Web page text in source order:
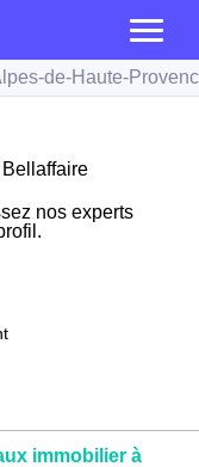
de-Haute-
nos experts
immobilier à